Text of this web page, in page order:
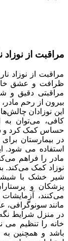
مراقبت از
مراقبت از نوزاد
ظرافت و عشق
مراقبتی دقیق و
بیرون از رحم
این نوزادان
کافی، می‌توان
حساس کمک کرد و
در بیمارستان برای
استفاده می
مادر را فراهم
نوزاد کمک می‌کند.
شیر خشک با شیشه
پزشکان و
می‌کنند،
مانند
در منزل شرایط
خانه را تنظیم می
باشد و همچنین به